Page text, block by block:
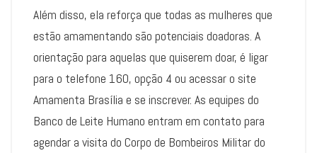
Além disso, ela reforça que todas as mulheres que
estão amamentando são potenciais doadoras. A
orientação para aquelas que quiserem doar, é ligar
para o telefone 160, opção 4 ou acessar o site
Amamenta Brasília e se inscrever. As equipes do
Banco de Leite Humano entram em contato para
agendar a visita do Corpo de Bombeiros Militar do